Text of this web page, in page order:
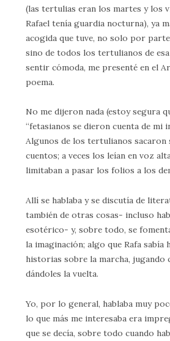
(las tertulias eran los martes y los
Rafael tenía guardia nocturna), ya
acogida que tuve, no solo por parte
sino de todos los tertulianos de
sentir cómoda, me presenté en el
poema.
No me dijeron nada (estoy segura
“fetasianos se dieron cuenta de mi
Algunos de los tertulianos sacaron
cuentos; a veces los leían en voz
limitaban a pasar los folios a los
Allí se hablaba y se discutía de
también de otras cosas- incluso
esotérico- y, sobre todo, se
la imaginación; algo que Rafa sabía
historias sobre la marcha, jugando
dándoles la vuelta.
Yo, por lo general, hablaba muy
lo que más me interesaba era
que se decía, sobre todo cuando